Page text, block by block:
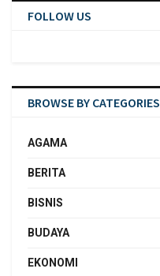
FOLLOW US
BROWSE BY CATEGORIES
AGAMA
BERITA
BISNIS
BUDAYA
EKONOMI